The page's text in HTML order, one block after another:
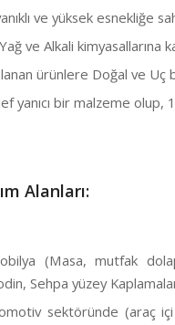
ve yüksek esnekliğe
ve Alkali kimyasallarına
ürünlere Doğal ve
yanıcı bir malzeme olup,
Alanları:
(Masa, mutfak
Sehpa yüzey
sektöründe (araç